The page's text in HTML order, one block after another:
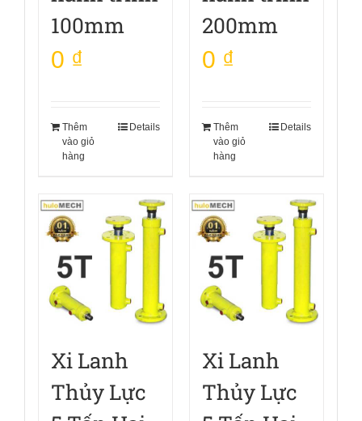
100mm
0 ₫
Thêm
vào giỏ
hàng
Details
200mm
0 ₫
Thêm
vào giỏ
hàng
Details
Xi Lanh
Thủy Lực
Xi Lanh
Thủy Lực